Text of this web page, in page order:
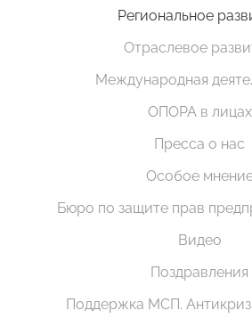
Региональное
Отраслевое
Международная
ОПОРА в лицах
Пресса о нас
Особое
Бюро по защите прав
Видео
Поздравления
Поддержка МСП.